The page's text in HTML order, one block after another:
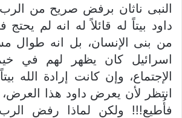
النبى ناثان برفض صريح من الرب
داود بيتاً له قائلاً له انه لم
من بنى الإنسان، بل انه طوال
اسرائيل كان يظهر لهم في
الإجتماع، وإن كانت إرادة الله
انتظر لأن يعرض داود هذا
فأُطيع!!! ولكن لماذا رفض